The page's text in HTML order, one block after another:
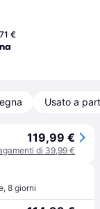
€
Usato a
119,99 €
di 39,99 €
, 8 giorni